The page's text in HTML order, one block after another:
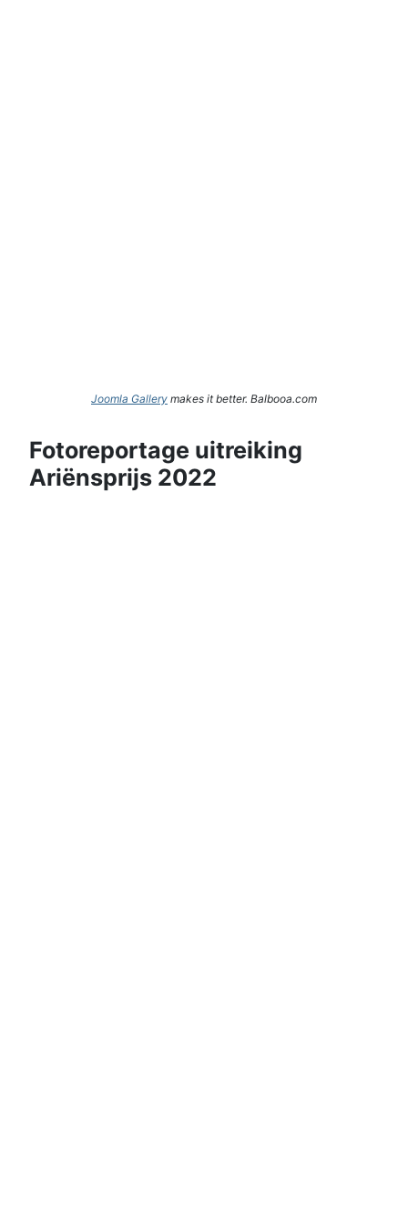
Joomla Gallery makes it better. Balbooa.com
Fotoreportage uitreiking
Ariënsprijs 2022